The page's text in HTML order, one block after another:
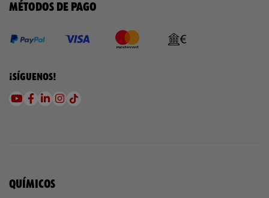
MÉTODOS DE PAGO
¡SÍGUENOS!
QUÍMICOS